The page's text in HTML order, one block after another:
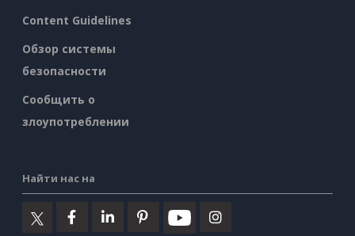
Content Guidelines
Обзор системы
безопасности
Сообщить о
злоупотреблении
Найти нас на